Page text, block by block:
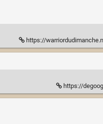
https://
https://